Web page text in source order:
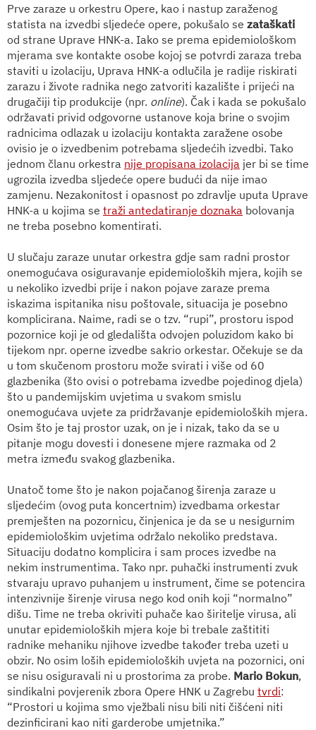
Prve zaraze u orkestru Opere, kao i nastup zaraženog
statista na izvedbi sljedeće opere, pokušalo se zataškati
od strane Uprave HNK-a. Iako se prema epidemiološkom
mjerama sve kontakte osobe kojoj se potvrdi zaraza treba
staviti u izolaciju, Uprava HNK-a odlučila je radije riskirati
zarazu i živote radnika nego zatvoriti kazalište i prijeći na
drugačiji tip produkcije (npr. online). Čak i kada se pokušalo
održavati privid odgovorne ustanove koja brine o svojim
radnicima odlazak u izolaciju kontakta zaražene osobe
ovisio je o izvedbenim potrebama sljedećih izvedbi. Tako
jednom članu orkestra nije propisana izolacija jer bi se time
ugrozila izvedba sljedeće opere budući da nije imao
zamjenu. Nezakonitost i opasnost po zdravlje uputa Uprave
HNK-a u kojima se traži antedatiranje doznaka bolovanja
ne treba posebno komentirati.
U slučaju zaraze unutar orkestra gdje sam radni prostor
onemogućava osiguravanje epidemioloških mjera, kojih se
u nekoliko izvedbi prije i nakon pojave zaraze prema
iskazima ispitanika nisu poštovale, situacija je posebno
komplicirana. Naime, radi se o tzv. “rupi”, prostoru ispod
pozornice koji je od gledališta odvojen poluzidom kako bi
tijekom npr. operne izvedbe sakrio orkestar. Očekuje se da
u tom skučenom prostoru može svirati i više od 60
glazbenika (što ovisi o potrebama izvedbe pojedinog djela)
što u pandemijskim uvjetima u svakom smislu
onemogućava uvjete za pridržavanje epidemioloških mjera.
Osim što je taj prostor uzak, on je i nizak, tako da se u
pitanje mogu dovesti i donesene mjere razmaka od 2
metra između svakog glazbenika.
Unatoč tome što je nakon pojačanog širenja zaraze u
sljedećim (ovog puta koncertnim) izvedbama orkestar
premješten na pozornicu, činjenica je da se u nesigurnim
epidemiološkim uvjetima održalo nekoliko predstava.
Situaciju dodatno komplicira i sam proces izvedbe na
nekim instrumentima. Tako npr. puhački instrumenti zvuk
stvaraju upravo puhanjem u instrument, čime se potencira
intenzivnije širenje virusa nego kod onih koji “normalno”
dišu. Time ne treba okriviti puhače kao širitelje virusa, ali
unutar epidemioloških mjera koje bi trebale zaštititi
radnike mehaniku njihove izvedbe također treba uzeti u
obzir. No osim loših epidemioloških uvjeta na pozornici, oni
se nisu osiguravali ni u prostorima za probe. Mario Bokun,
sindikalni povjerenik zbora Opere HNK u Zagrebu tvrdi:
“Prostori u kojima smo vježbali nisu bili niti čišćeni niti
dezinficirani kao niti garderobe umjetnika.”